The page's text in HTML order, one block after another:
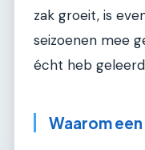
zak groeit, is
seizoenen mee
écht heb
Waarom